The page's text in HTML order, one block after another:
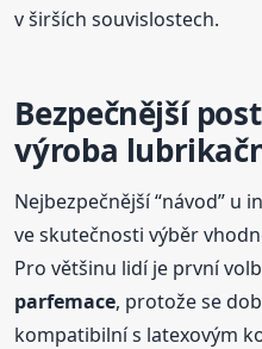
v širších souvislostech.
Bezpečnější
výroba
Nejbezpečnější “návod” u
ve skutečnosti výběr
Pro většinu lidí je první
parfemace, protože se
kompatibilní s latexovým